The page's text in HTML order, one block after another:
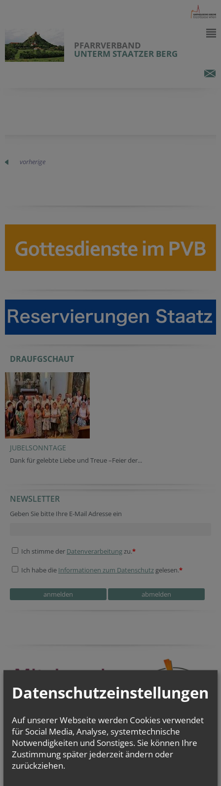
PFARRVERBAND
UNTERM STAATZER BERG
vorherige
DRAUFGSCHAUT
JUBELSONNTAGE
Dank für gelebte Liebe und Treue –Feier der...
NEWSLETTER
Geben Sie bitte Ihre E-Mail Adresse ein
Ich stimme der Datenverarbeitungzu.*
Ich habe die Informationen zum Datenschutz gelesen.*
Datenschutzeinstellungen
Auf unserer Webseite werden Cookies verwendet
für Social Media, Analyse, systemtechnische
Notwendigkeiten und Sonstiges. Sie können Ihre
Zustimmung später jederzeit ändern oder
zurückziehen.